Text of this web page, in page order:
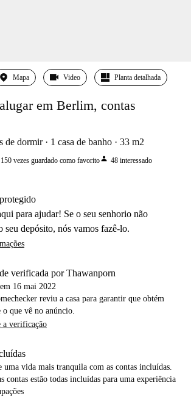
Mapa Video Planta detalhada
em Berlim, contas
de dormir 1 casa de banho 33 m2
150 vezes guardado como favoritoperson 48 interessado
protegido
para ajudar! Se o seu senhorio não
seu depósito, nós vamos fazê-lo.
verificada por Thawanporn
16 mai 2022
reviu a casa para garantir que obtém
o que vê no anúncio.
a verificação
uma vida mais tranquila com as contas incluídas.
contas estão todas incluídas para uma experiência